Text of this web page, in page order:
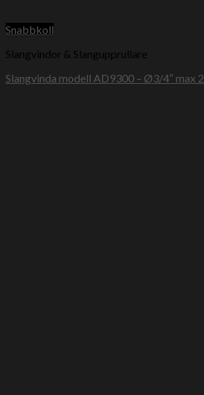
Snabbkoll
Slangvindor & Slangupprullare
Slangvinda modell AD9300 – Ø3/4″ max